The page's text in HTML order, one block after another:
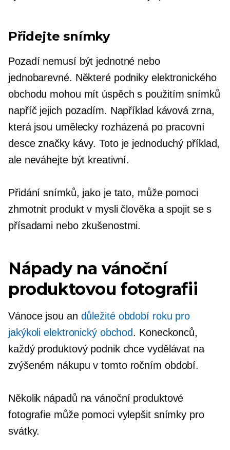
Přidejte snímky
Pozadí nemusí být jednotné nebo
jednobarevné. Některé podniky elektronického
obchodu mohou mít úspěch s použitím snímků
napříč jejich pozadím. Například kávová zrna,
která jsou umělecky rozházená po pracovní
desce značky kávy. Toto je jednoduchý příklad,
ale neváhejte být kreativní.
Přidání snímků, jako je tato, může pomoci
zhmotnit produkt v mysli člověka a spojit se s
přísadami nebo zkušenostmi.
Nápady na vánoční
produktovou fotografii
Vánoce jsou an důležité období roku pro
jakýkoli elektronický obchod. Koneckonců,
každý produktový podnik chce vydělávat na
zvýšeném nákupu v tomto ročním období.
Několik nápadů na vánoční produktové
fotografie může pomoci vylepšit snímky pro
svátky.